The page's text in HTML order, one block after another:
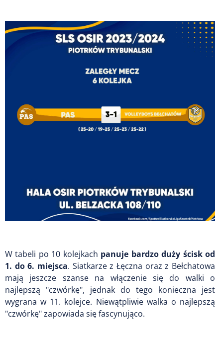
W tabeli po 10 kolejkach panuje bardzo duży ścisk od
1. do 6. miejsca. Siatkarze z Łęczna oraz z Bełchatowa
mają jeszcze szanse na włączenie się do walki o
najlepszą "czwórkę", jednak do tego konieczna jest
wygrana w 11. kolejce. Niewątpliwie walka o najlepszą
"czwórkę" zapowiada się fascynująco.